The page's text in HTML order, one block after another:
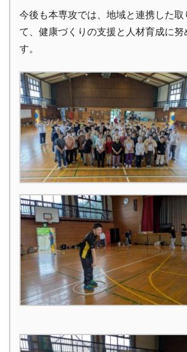
今後も本専攻では、地域と連携した取
て、健康づくりの支援と人材育成に努
す。